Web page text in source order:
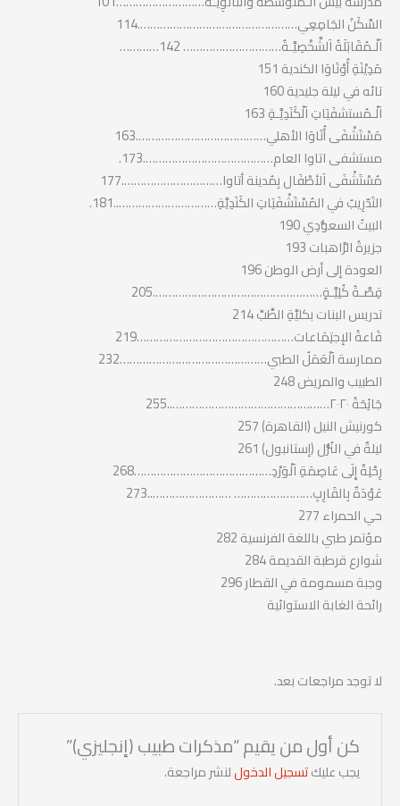
السَّكَنُ الجَامِعِي………………………………………….114
اَلْـمُقَابَلَةُ اَلشَّخْصِيَّـةُ………………………… 142…………
مَدِيْنَةِ أُوْتَاوَا الكندية 151
تائه في ليلة جليدية 160
اَلْـمُستشفَيَاتِ اَلْكَنَدِيَّـةِ 163
مَسْتَشْفَى أُتَاوَا الأهلي………………………………….163
مستشفى اتاوا العام………………………………….173.
مُسْتَشْفَى اَلأطْفَال بِمُدينة أتاوا………………………….177
التَدّرِيبُ في المُسْتَشْفَيَاتِ الكَنَدِيَّةِ…………………………..181.
البيتُ السعوُّدِي 190
جزيرةُ الرَّاهبات 193
العودة إلى أرض الوطن 196
قِصَّـةُ كُلِيَّـةٍ…………………………………………….205
تدريس البنات بكليَّةِ الطِّبِّ 214
قَاعةُ الإجتِمَاعات…………………………………………219
ممارسة اَلْعَمَلُ الطبي………………………………………232
الطبيب والمريض 248
جَائِحَةُ ٢٠٢٠…………………………………………..255
كورنيش النيل (القاهرة) 257
ليلةٌ في النُزُّل (إستانبول) 261
رِحْلِةٌ إِلَى عَاصِمَةِ اَلْوَرْدِ……………………………………268
عَوْدَةٌ بِالقَارِبِ…………………… ……………………..273
حي الحمراء 277
مؤتمر طبي باللغة الفرنسية 282
شوارع قرطبة القديمة 284
وجبة مسمومة في القطار 296
رائحة الغابة الاستوائية
لا توجد مراجعات بعد.
كن أول من يقيم “مذكرات طبيب (إنجليزي)”
يجب عليكتسجيل الدخوللنشر مراجعة.